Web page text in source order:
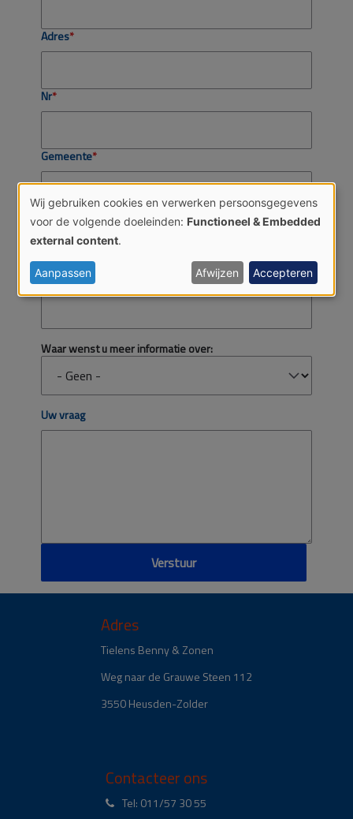
Adres
Nr
Gemeente
E-mail
Tel/Gsm
Waar wenst u meer informatie over:
wenst u
meer
over:
Uw vraag
Adres
Tielens Benny & Zonen
Weg naar de Grauwe Steen 112
3550 Heusden-Zolder
Contacteer ons
Tel: 011/57 30 55
Gebruik
van
persoonsgegevens
en
Wij gebruiken cookies en verwerken persoonsgegevens
voor de volgende doeleinden: Functioneel & Embedded
external content.
Aanpassen Afwijzen Accepteren